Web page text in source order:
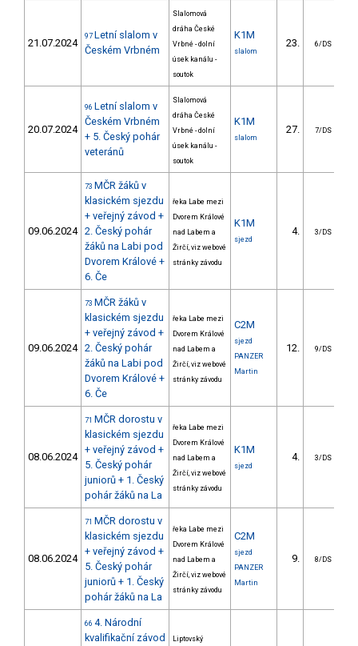
21.07.2024
97 Letní slalom v
Českém Vrbném
Slalomová
dráha České
Vrbné - dolní
úsek kanálu -
soutok
K1M
slalom
23. 6/DS
20.07.2024
96 Letní slalom v
Českém Vrbném
+ 5. Český pohár
veteránů
Slalomová
dráha České
Vrbné - dolní
úsek kanálu -
soutok
K1M
slalom
27. 7/DS
09.06.2024
73 MČR žáků v
klasickém sjezdu
+ veřejný závod +
2. Český pohár
žáků na Labi pod
Dvorem Králové +
6. Če
řeka Labe mezi
Dvorem Králové
nad Labem a
Žirčí, viz webové
stránky závodu
K1M
sjezd
4. 3/DS
09.06.2024
73 MČR žáků v
klasickém sjezdu
+ veřejný závod +
2. Český pohár
žáků na Labi pod
Dvorem Králové +
6. Če
řeka Labe mezi
Dvorem Králové
nad Labem a
Žirčí, viz webové
stránky závodu
C2M
sjezd
PANZER
Martin
12. 9/DS
08.06.2024
71 MČR dorostu v
klasickém sjezdu
+ veřejný závod +
5. Český pohár
juniorů + 1. Český
pohár žáků na La
řeka Labe mezi
Dvorem Králové
nad Labem a
Žirčí, viz webové
stránky závodu
K1M
sjezd
4. 3/DS
08.06.2024
71 MČR dorostu v
klasickém sjezdu
+ veřejný závod +
5. Český pohár
juniorů + 1. Český
pohár žáků na La
řeka Labe mezi
Dvorem Králové
nad Labem a
Žirčí, viz webové
stránky závodu
C2M
sjezd
PANZER
Martin
9. 8/DS
66 4. Národní
kvalifikační závod
Liptovský